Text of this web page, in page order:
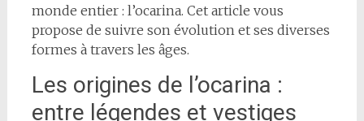
monde entier : l’ocarina. Cet article vous
propose de suivre son évolution et ses diverses
formes à travers les âges.
Les origines de l’ocarina :
entre légendes et vestiges